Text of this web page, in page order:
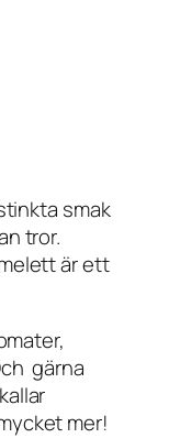
smak
tror.
är ett
gärna
mer!